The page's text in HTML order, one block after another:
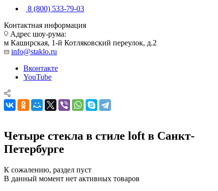
8 (800) 533-79-03
Контактная информация
Адрес шоу-рума:
м Каширская, 1-й Котляковский переулок, д.2
info@staklo.ru
Вконтакте
YouTube
Четыре стекла в стиле loft в Санкт-
Петербурге
К сожалению, раздел пуст
В данный момент нет активных товаров